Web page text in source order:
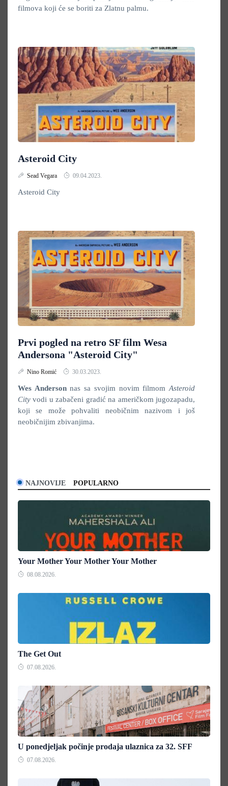
filmova koji će se boriti za Zlatnu palmu.
Asteroid City
Sead Vegara 09.04.2023.
Asteroid City
Prvi pogled na retro SF film Wesa
Andersona "Asteroid City"
Nino Romić 30.03.2023.
Wes Andersonnas sa svojim novim filmomAsteroid
City vodi u zabačeni gradić na američkom jugozapadu,
koji se može pohvaliti neobičnim nazivom i još
neobičnijim zbivanjima.
NAJNOVIJE POPULARNO
Your Mother Your Mother Your Mother
08.08.2026.
The Get Out
07.08.2026.
U ponedjeljak počinje prodaja ulaznica za 32. SFF
07.08.2026.